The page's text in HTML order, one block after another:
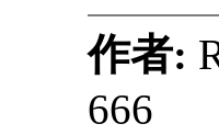
作者:
666